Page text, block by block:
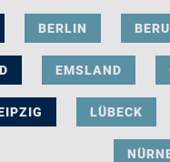
BERLIN
EMSLAND
LÜBECK